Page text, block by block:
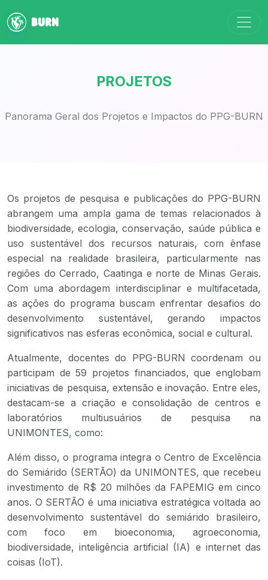
BURN
PROJETOS
Panorama Geral dos Projetos e Impactos do PPG-BURN
Os projetos de pesquisa e publicações do PPG-BURN
abrangem uma ampla gama de temas relacionados à
biodiversidade, ecologia, conservação, saúde pública e
uso sustentável dos recursos naturais, com ênfase
especial na realidade brasileira, particularmente nas
regiões do Cerrado, Caatinga e norte de Minas Gerais.
Com uma abordagem interdisciplinar e multifacetada,
as ações do programa buscam enfrentar desafios do
desenvolvimento sustentável, gerando impactos
significativos nas esferas econômica, social e cultural.
Atualmente, docentes do PPG-BURN coordenam ou
participam de 59 projetos financiados, que englobam
iniciativas de pesquisa, extensão e inovação. Entre eles,
destacam-se a criação e consolidação de centros e
laboratórios multiusuários de pesquisa na
UNIMONTES, como:
Além disso, o programa integra o Centro de Excelência
do Semiárido (SERTÃO) da UNIMONTES, que recebeu
investimento de R$ 20 milhões da FAPEMIG em cinco
anos. O SERTÃO é uma iniciativa estratégica voltada ao
desenvolvimento sustentável do semiárido brasileiro,
com foco em bioeconomia, agroeconomia,
biodiversidade, inteligência artificial (IA) e internet das
coisas (IoT).